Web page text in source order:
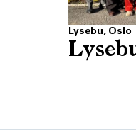
Lysebu, Oslo